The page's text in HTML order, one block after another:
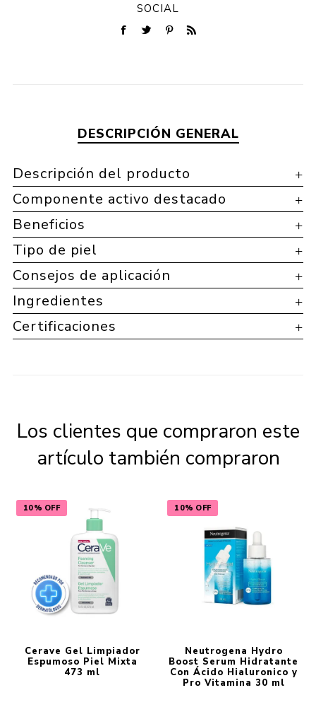
SOCIAL
DESCRIPCIÓN GENERAL
Descripción del producto
Componente activo destacado
Beneficios
Tipo de piel
Consejos de aplicación
Ingredientes
Certificaciones
Los clientes que compraron este
artículo también compraron
10% OFF
Cerave Gel Limpiador
Espumoso Piel Mixta
473 ml
10% OFF
Neutrogena Hydro
Boost Serum Hidratante
Con Ácido Hialuronico y
Pro Vitamina 30 ml